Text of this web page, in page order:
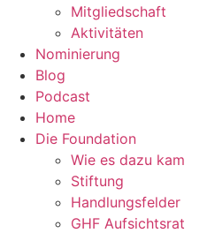
Mitgliedschaft
Aktivitäten
Nominierung
Blog
Podcast
Home
Die Foundation
Wie es dazu kam
Stiftung
Handlungsfelder
GHF Aufsichtsrat